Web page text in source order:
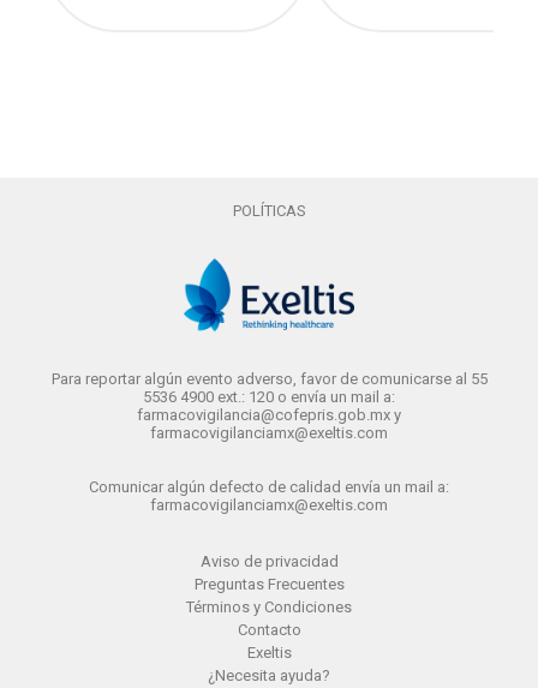
POLÍTICAS
Aviso de privacidad
Preguntas Frecuentes
Términos y Condiciones
Contacto
Exeltis
¿Necesita ayuda?
Para reportar algún evento adverso, favor de comunicarse al 55
5536 4900 ext.: 120 o envía un mail a:
farmacovigilancia@cofepris.gob.mx y
farmacovigilanciamx@exeltis.com
Comunicar algún defecto de calidad envía un mail a:
farmacovigilanciamx@exeltis.com